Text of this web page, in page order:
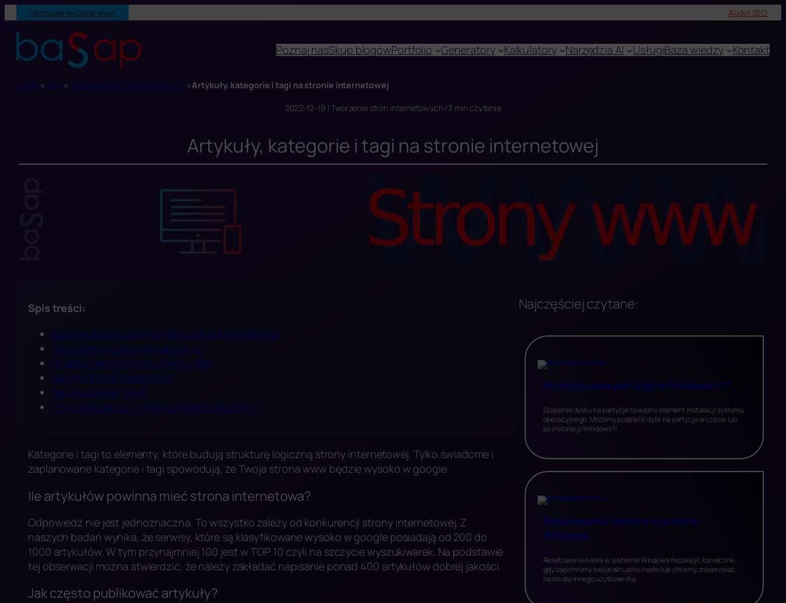
Przejdź
treści
Darmowa wycena www Audyt SEO
Poznaj nasSkup blogówPortfolio Generatory Kalkulatory Narzędzia AI UsługiBaza wiedzy Kontakt
Home» Blog» Tworzenie stron internetowych»Artykuły, kategorie i tagi na stronie internetowej
2022-12-19 | Tworzenie stron internetowych | 3 min czytania
Artykuły, kategorie i tagi na stronie internetowej
Spis treści:
Ile artykułów powinna mieć strona internetowa?
Jak często publikować artykuły?
Publikuj nie tylko treści ale i grafiki
Jak zbudować kategorie?
Jak zbudować tagi?
Czy zgłaszać do indeksacji kategorie i tagi?
Kategorie i tagi to elementy, które budują strukturę logiczną strony internetowej. Tylko świadome i
zaplanowane kategorie i tagi spowodują, że Twoja strona www będzie wysoko w google.
Ile artykułów powinna mieć strona internetowa?
Odpowiedź nie jest jednoznaczna. To wszystko zależy od konkurencji strony internetowej. Z
naszych badań wynika, że serwisy, które są klasyfikowane wysoko w google posiadają od 200 do
1000 artykułów. W tym przynajmniej 100 jest w TOP 10 czyli na szczycie wyszukiwarek. Na podstawie
tej obserwacji można stwierdzić, że należy zakładać napisanie ponad 400 artykułów dobrej jakości.
Jak często publikować artykuły?
Najczęściej czytane:
Ile miejsca na partycje w Windows 11?
Dzielenie dysku na partycje to ważny element instalacji systemu
operacyjnego. Możemy podzielić dysk na partycje w czasie lub
po instalacji Windows 11.
Resetowanie hasła w systemie
Windows
Resetowanie hasła w systemie Windows może być konieczne,
gdy zapomnimy swoje aktualne hasło lub chcemy zresetować
hasło dla innego użytkownika.